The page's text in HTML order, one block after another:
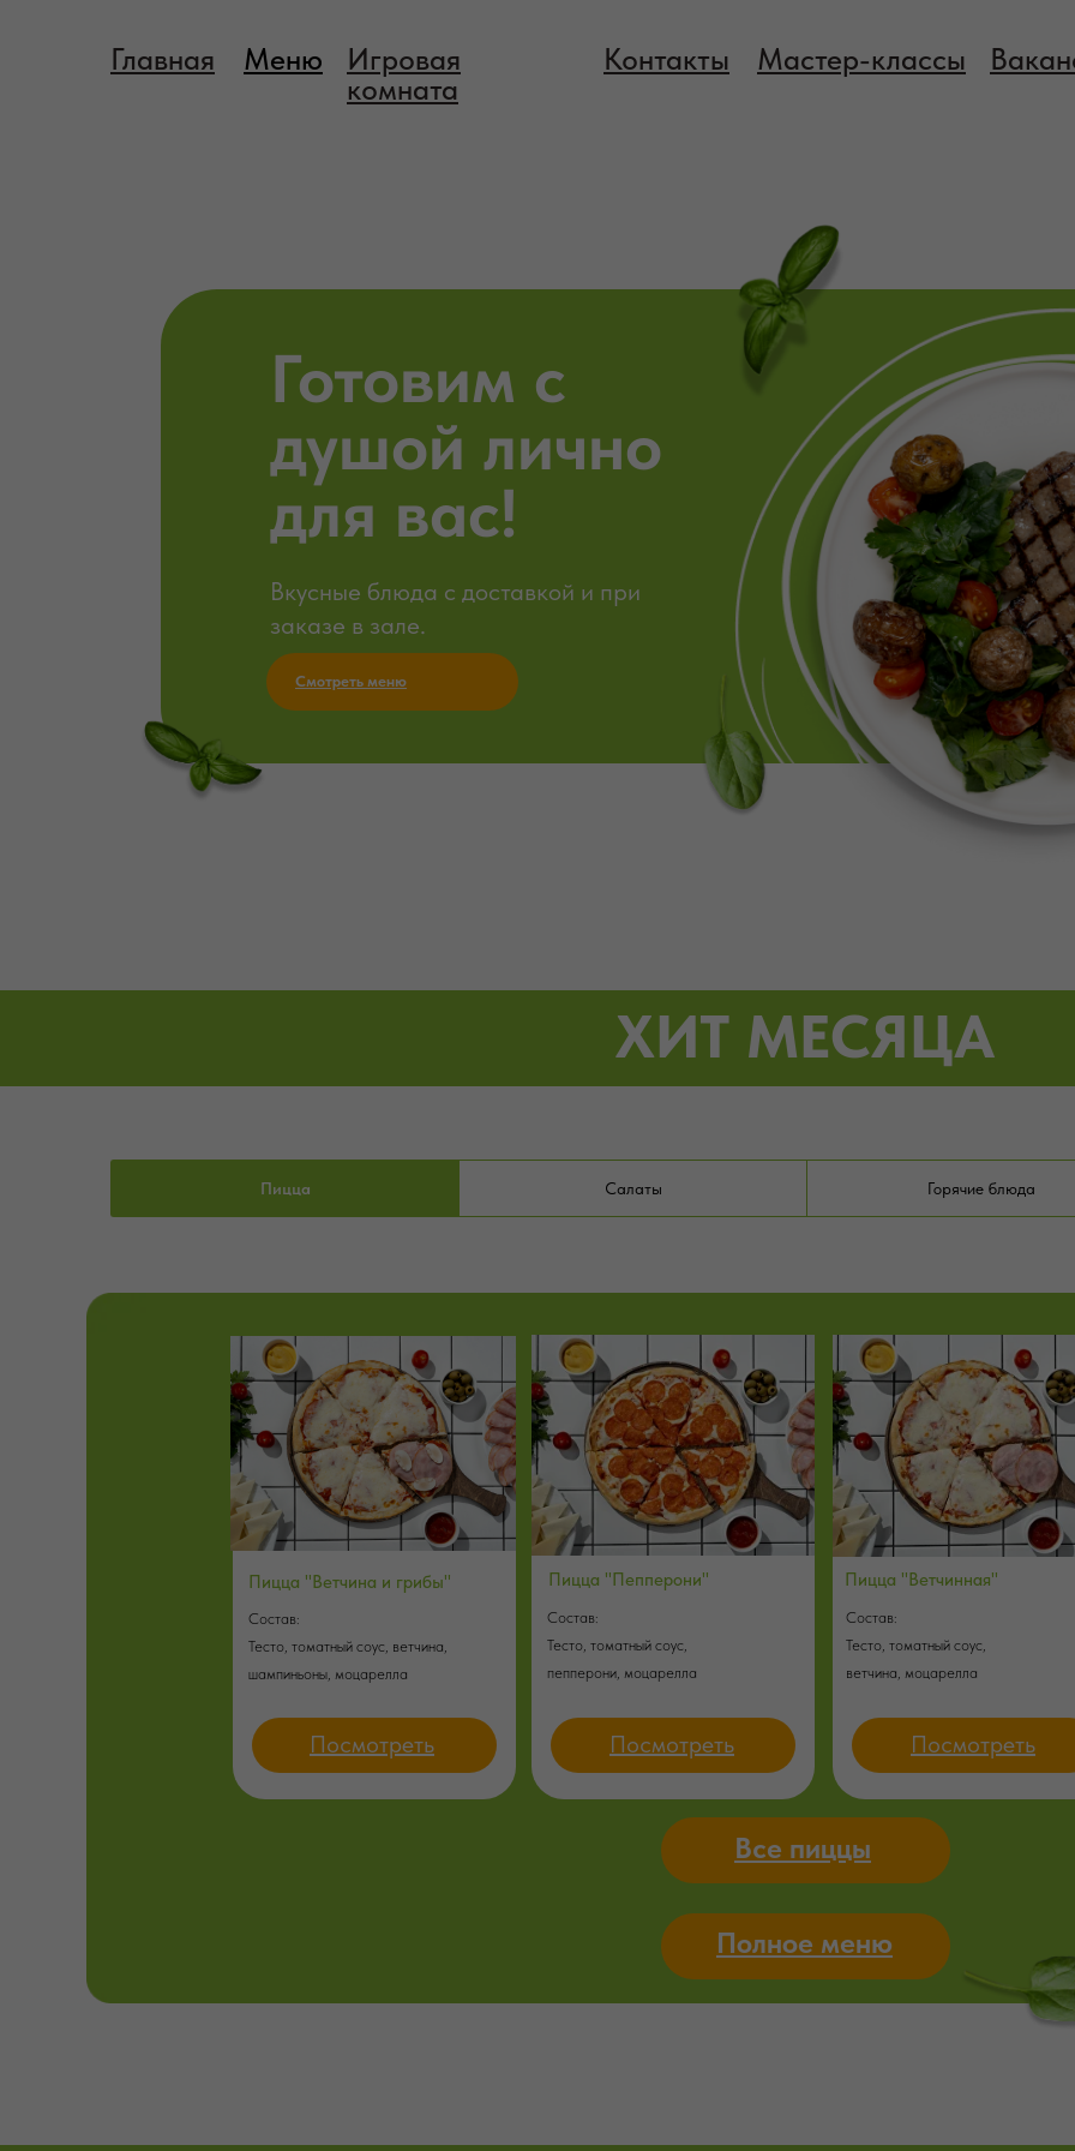
Меню
Игровая
комната
Контакты
Главная Мастер-классы
Готовим с
душой лично
для вас!
Вкусные блюда с доставкой и при
заказе в зале.
Смотреть меню
ХИТ МЕСЯЦА
Пицца Салаты Горячие блюда
Все пиццы
Состав:
Тесто, томатный соус, ветчина,
шампиньоны, моцарелла
Пицца "Ветчина и грибы"
Состав:
Тесто, томатный соус,
ветчина, моцарелла
Пицца "Ветчинная"
Состав:
Тесто, томатный соус,
пепперони, моцарелла
Пицца "Пепперони"
Посмотреть Посмотреть Посмотреть
Полное меню